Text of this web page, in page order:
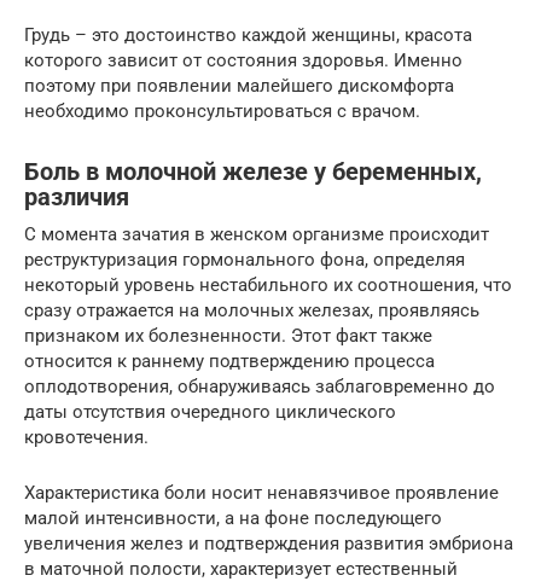
Грудь – это достоинство каждой женщины, красота
которого зависит от состояния здоровья. Именно
поэтому при появлении малейшего дискомфорта
необходимо проконсультироваться с врачом.
Боль в молочной железе у беременных,
различия
С момента зачатия в женском организме происходит
реструктуризация гормонального фона, определяя
некоторый уровень нестабильного их соотношения, что
сразу отражается на молочных железах, проявляясь
признаком их болезненности. Этот факт также
относится к раннему подтверждению процесса
оплодотворения, обнаруживаясь заблаговременно до
даты отсутствия очередного циклического
кровотечения.
Характеристика боли носит ненавязчивое проявление
малой интенсивности, а на фоне последующего
увеличения желез и подтверждения развития эмбриона
в маточной полости, характеризует естественный